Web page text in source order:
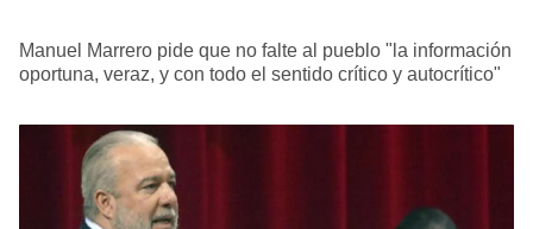
Manuel Marrero pide que no falte al pueblo "la información
oportuna, veraz, y con todo el sentido crítico y autocrítico"